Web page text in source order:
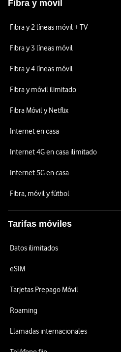
Fibra y móvil
Fibra y 2 líneas móvil + TV
Fibra y 3 líneas móvil
Fibra y 4 líneas móvil
Fibra y móvil ilimitado
Fibra Móvil y Netflix
Internet en casa
Internet 4G en casa ilimitado
Internet 5G en casa
Fibra, móvil y fútbol
Tarifas móviles
Datos ilimitados
eSIM
Tarjetas Prepago Móvil
Roaming
Llamadas internacionales